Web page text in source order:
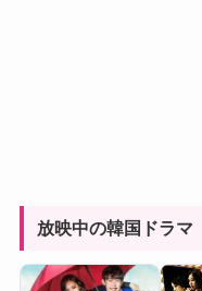
放映中の韓国ドラマ